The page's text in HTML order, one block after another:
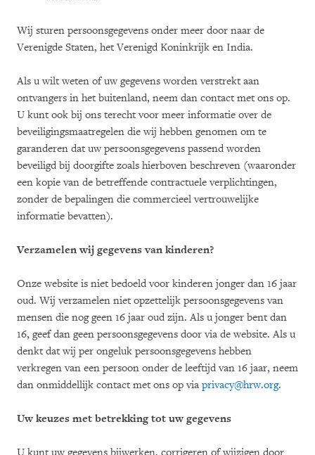
Wij sturen persoonsgegevens onder meer door naar de
Verenigde Staten, het Verenigd Koninkrijk en India.
Als u wilt weten of uw gegevens worden verstrekt aan
ontvangers in het buitenland, neem dan contact met ons op.
U kunt ook bij ons terecht voor meer informatie over de
beveiligingsmaatregelen die wij hebben genomen om te
garanderen dat uw persoonsgegevens passend worden
beveiligd bij doorgifte zoals hierboven beschreven (waaronder
een kopie van de betreffende contractuele verplichtingen,
zonder de bepalingen die commercieel vertrouwelijke
informatie bevatten).
Verzamelen wij gegevens van kinderen?
Onze website is niet bedoeld voor kinderen jonger dan 16 jaar
oud. Wij verzamelen niet opzettelijk persoonsgegevens van
mensen die nog geen 16 jaar oud zijn. Als u jonger bent dan
16, geef dan geen persoonsgegevens door via de website. Als u
denkt dat wij per ongeluk persoonsgegevens hebben
verkregen van een persoon onder de leeftijd van 16 jaar, neem
dan onmiddellijk contact met ons op via privacy@hrw.org.
Uw keuzes met betrekking tot uw gegevens